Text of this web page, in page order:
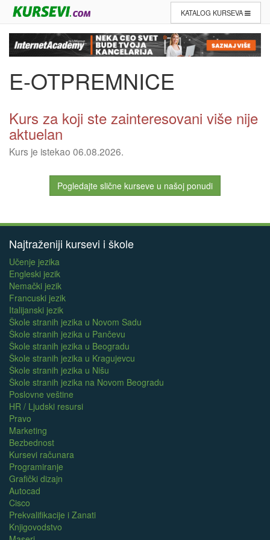
KATALOG KURSEVA
E-OTPREMNICE
Kurs za koji ste zainteresovani više nije
aktuelan
Kurs je istekao 06.08.2026.
Pogledajte slične kurseve u našoj ponudi
Najtraženiji kursevi i škole
Učenje jezika
Engleski jezik
Nemački jezik
Francuski jezik
Italijanski jezik
Škole stranih jezika u Novom Sadu
Škole stranih jezika u Pančevu
Škole stranih jezika u Beogradu
Škole stranih jezika u Kragujevcu
Škole stranih jezika u Nišu
Škole stranih jezika na Novom Beogradu
Poslovne veštine
HR / Ljudski resursi
Pravo
Marketing
Bezbednost
Kursevi računara
Programiranje
Grafički dizajn
Autocad
Cisco
Prekvalifikacije i Zanati
Knjigovodstvo